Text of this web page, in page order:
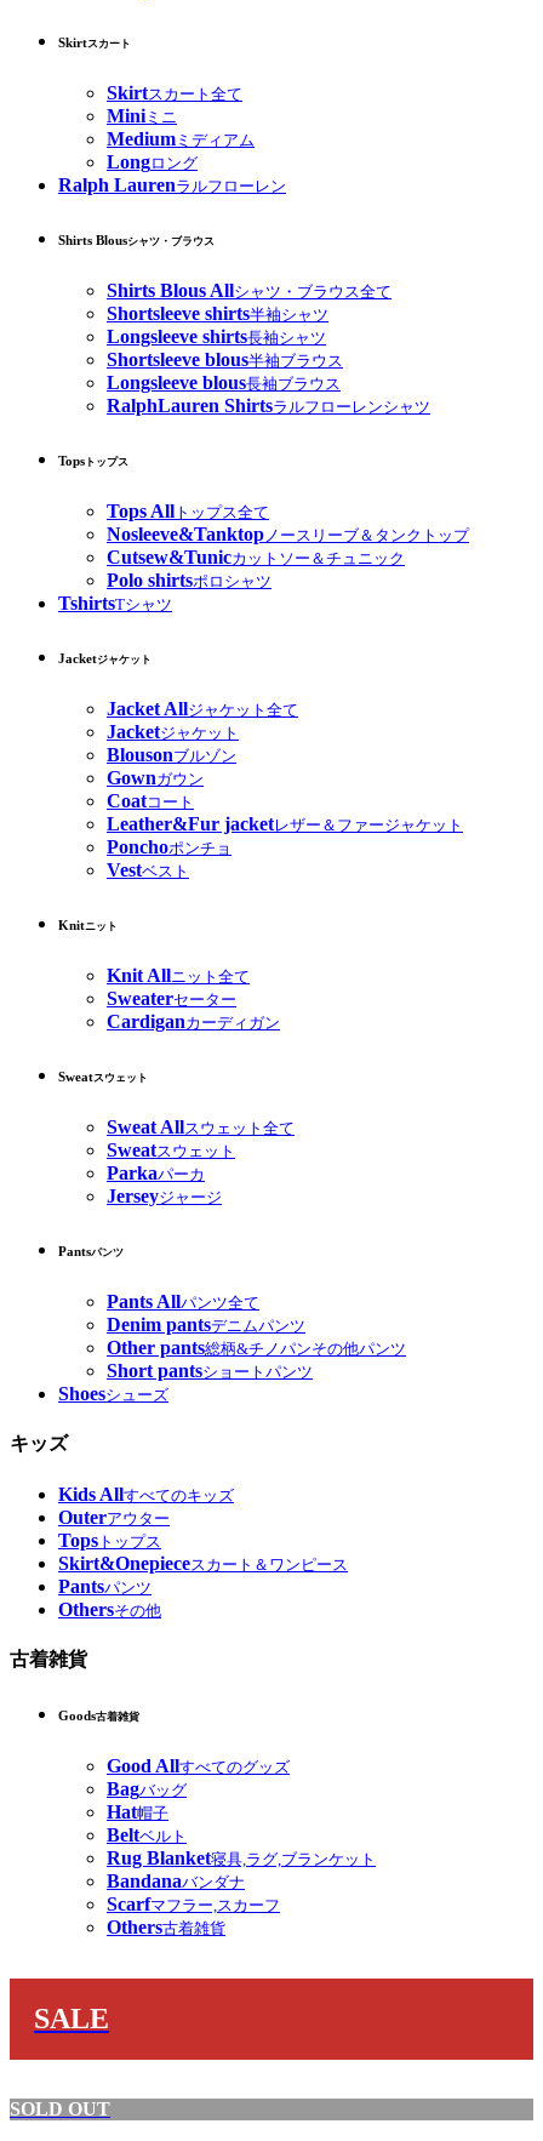
Skirtスカート
Skirtスカート全て
Miniミニ
Medium ミディアム
Longロング
Ralph Laurenラルフローレン
Shirts Blousシャツ・ブラウス
Shirts Blous Allシャツ・ブラウス全て
Shortsleeve shirts半袖シャツ
Longsleeve shirts長袖シャツ
Shortsleeve blous半袖ブラウス
Longsleeve blous長袖ブラウス
RalphLauren Shirtsラルフローレンシャツ
Tops トップス
Tops All トップス全て
Nosleeve&Tanktopノースリーブ＆タンクトップ
Cutsew&Tunicカットソー＆チュニック
Polo shirtsポロシャツ
TshirtsTシャツ
Jacketジャケット
Jacket Allジャケット全て
Jacketジャケット
Blousonブルゾン
Gownガウン
Coatコート
Leather&Fur jacketレザー＆ファージャケット
Ponchoポンチョ
Vestベスト
Knitニット
Knit Allニット全て
Sweaterセーター
Cardiganカーディガン
Sweatスウェット
Sweat Allスウェット全て
Sweatスウェット
Parkaパーカ
Jerseyジャージ
Pantsパンツ
Pants Allパンツ全て
Denim pantsデニムパンツ
Other pants総柄&チノパンその他パンツ
Short pantsショートパンツ
Shoesシューズ
キッズ
Kids Allすべてのキッズ
Outerアウター
Tops トップス
Skirt&Onepieceスカート＆ワンピース
Pantsパンツ
Othersその他
古着雑貨
Goods古着雑貨
Good Allすべてのグッズ
Bagバッグ
Hat帽子
Beltベルト
Rug Blanket寝具,ラグ,ブランケット
Bandanaバンダナ
Scarfマフラー,スカーフ
Others古着雑貨
SALE
SOLD OUT